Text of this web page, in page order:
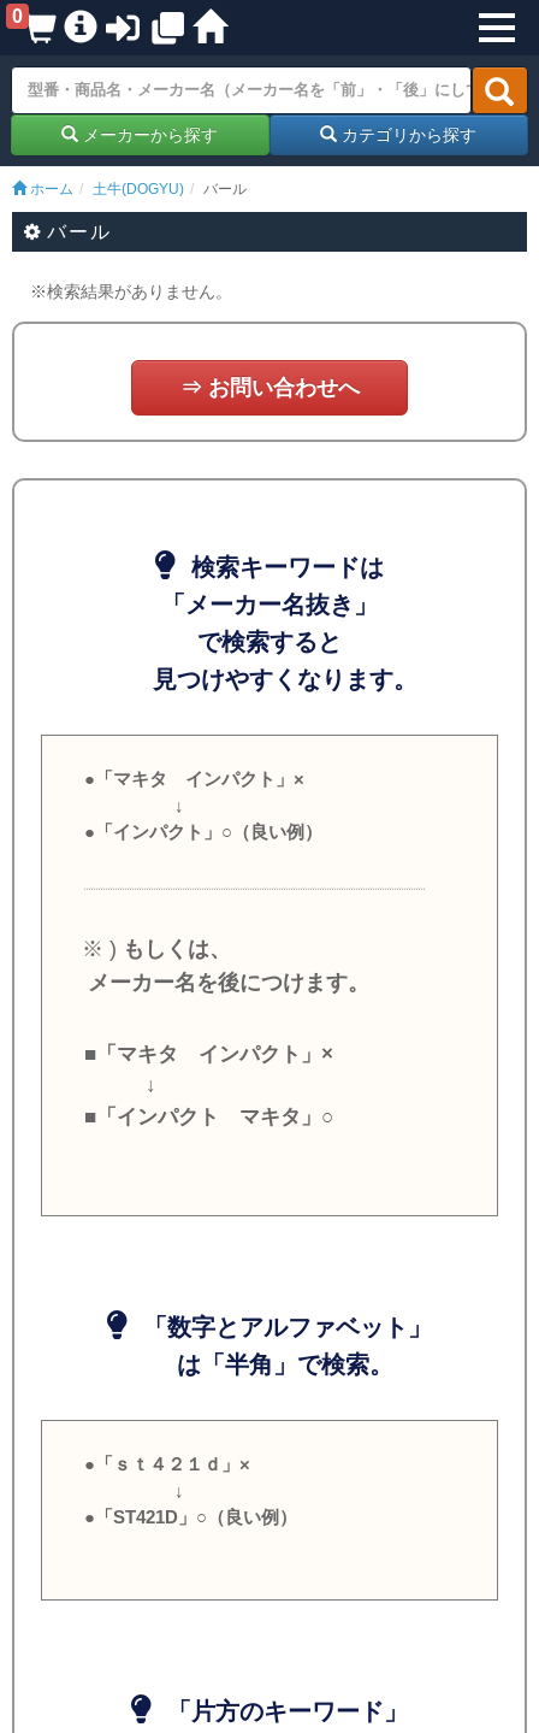
0
メーカーから探す カテゴリから探す
ホーム 土牛(DOGYU) バール
バール
※検索結果がありません。
⇒ お問い合わせへ
検索キーワードは
「メーカー名抜き」
で検索すると
見つけやすくなります。
●「マキタ インパクト」×
↓
●「インパクト」○（良い例）
※ ) もしくは、
メーカー名を後につけます。
■「マキタ インパクト」×
↓
■「インパクト マキタ」○
「数字とアルファベット」
は「半角」で検索。
●「ｓｔ４２１ｄ」×
↓
●「ST421D」○（良い例）
「片方のキーワード」